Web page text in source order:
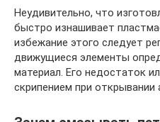
Неудивительно, что
быстро изнашивает
избежание этого следует
движущиеся элементы
материал. Его недостаток
скрипением при открывании